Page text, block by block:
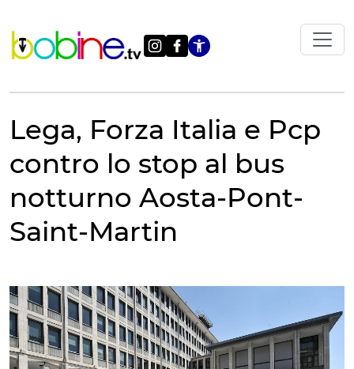
contenuto
Apri le
Lega, Forza Italia e Pcp
contro lo stop al bus
notturno Aosta-Pont-
Saint-Martin